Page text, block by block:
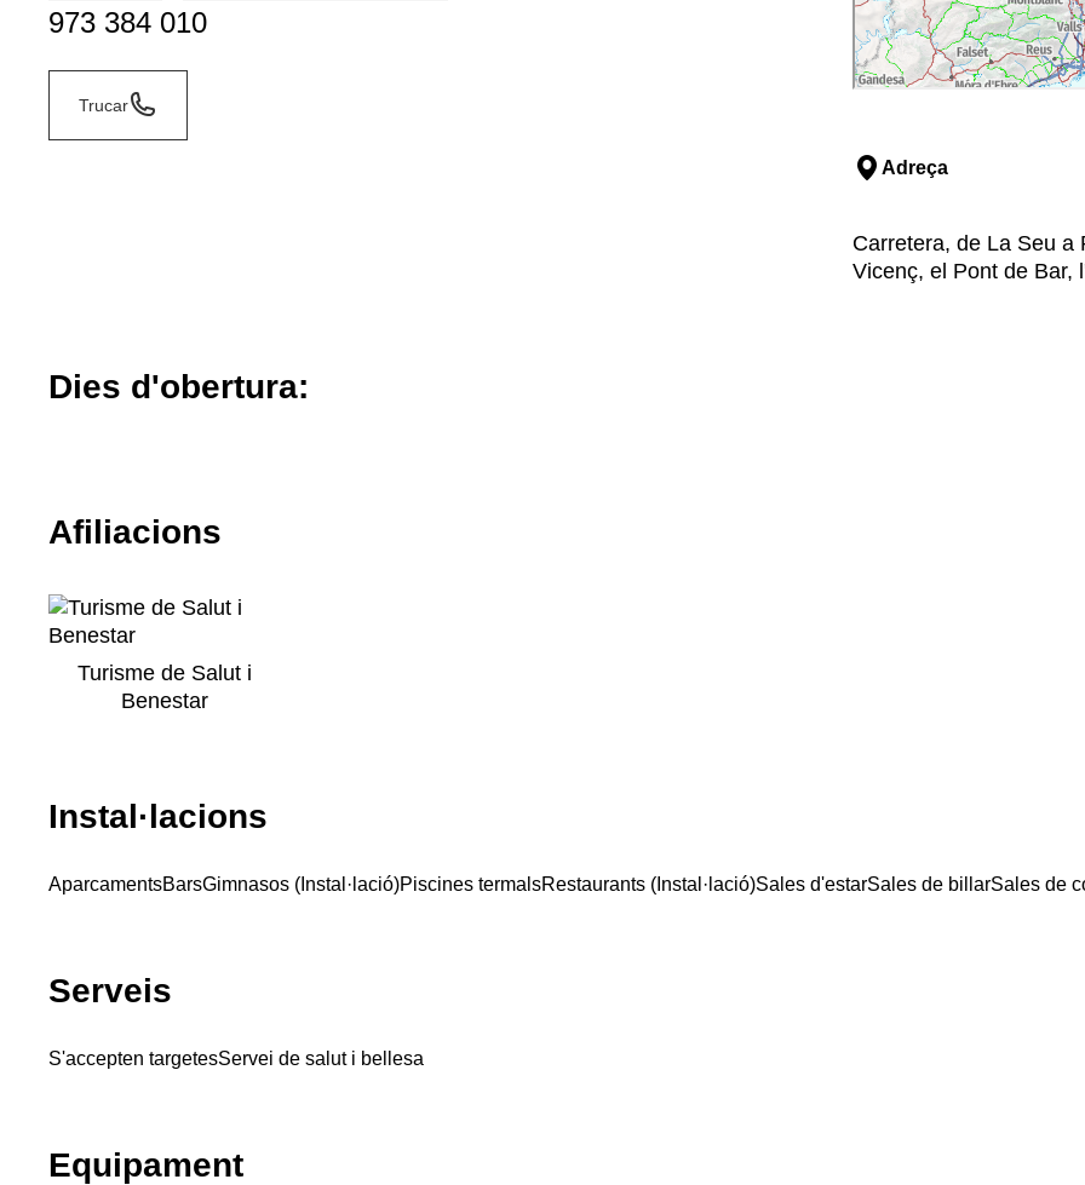
973 384 010
Trucar
Adreça
Carretera, de La Seu a
Vicenç, el Pont de Bar,
Dies d'obertura:
Afiliacions
Turisme de Salut i
Benestar
Instal·lacions
AparcamentsBarsGimnasos (Instal·lació)Piscines termalsRestaurants (Instal·lació)Sales d'estarSales de billarSales de
Serveis
S'accepten targetesServei de salut i bellesa
Equipament